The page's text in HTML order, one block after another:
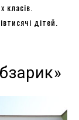
дітей.